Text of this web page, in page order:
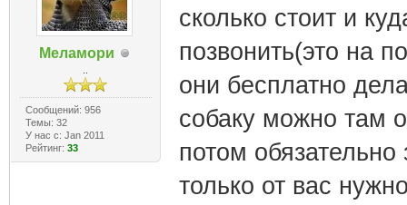
Меламори
Сообщений: 956
Темы: 32
У нас с: Jan 2011
Рейтинг: 33
сколько стоит и
позвонить(это на
они бесплатно
собаку можно там
потом обязательно
только от вас